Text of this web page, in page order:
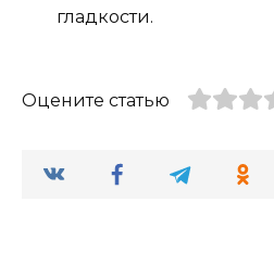
гладкости.
Оцените статью